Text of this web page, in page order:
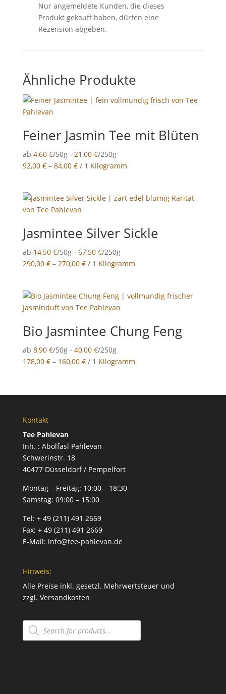
Nur angemeldete Kunden, die dieses
Produkt gekauft haben, dürfen eine
Rezension abgeben.
Ähnliche Produkte
Feiner Jasmin Tee mit Blüten
ab 4,60 €/50g - 21,00 €/250g
92,00 €– 84,00 €/ 1 Kilogramm
Jasmintee Silver Sickle
ab 14,50 €/50g - 67,50 €/250g
290,00 €– 270,00 €/ 1 Kilogramm
Bio Jasmintee Chung Feng
ab 8,90 €/50g - 40,00 €/250g
178,00 €– 160,00 €/ 1 Kilogramm
Kontakt
Tee Pahlevan
Inh. : Abolfasl Pahlevan
Schwerinstr. 18
40477 Düsseldorf / Pempelfort
Montag – Freitag: 10:00 – 18:30
Samstag: 09:00 – 15:00
Tel: + 49 (211) 491 2669
Fax: + 49 (211) 491 2669
E-Mail: info@tee-pahlevan.de
Hinweis:
Alle Preise inkl. gesetzl. Mehrwertsteuer und
zzgl. Versandkosten
Products
search